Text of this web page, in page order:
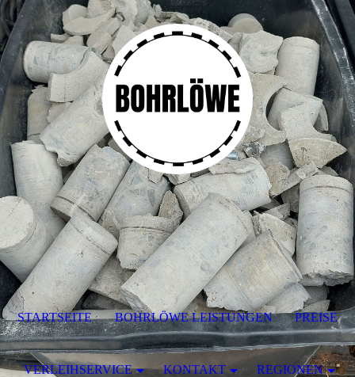
STARTSEITE BOHRLÖWE LEISTUNGEN PREISE
VERLEIHSERVICE KONTAKT REGIONEN